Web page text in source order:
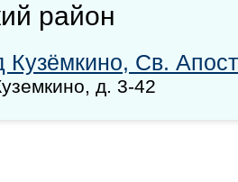
район
Св.
д. 3-42